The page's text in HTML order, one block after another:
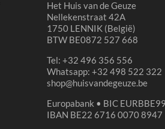
Het Huis van de Geuze
Nellekenstraat 42A
1750 LENNIK (België)
BTW BE0872 527 668
Tel: +32 496 356 556
Whatsapp: +32 498 522 322
shop@huisvandegeuze.be
Europabank • BIC EURBBE99
IBAN BE22 6716 0070 8947